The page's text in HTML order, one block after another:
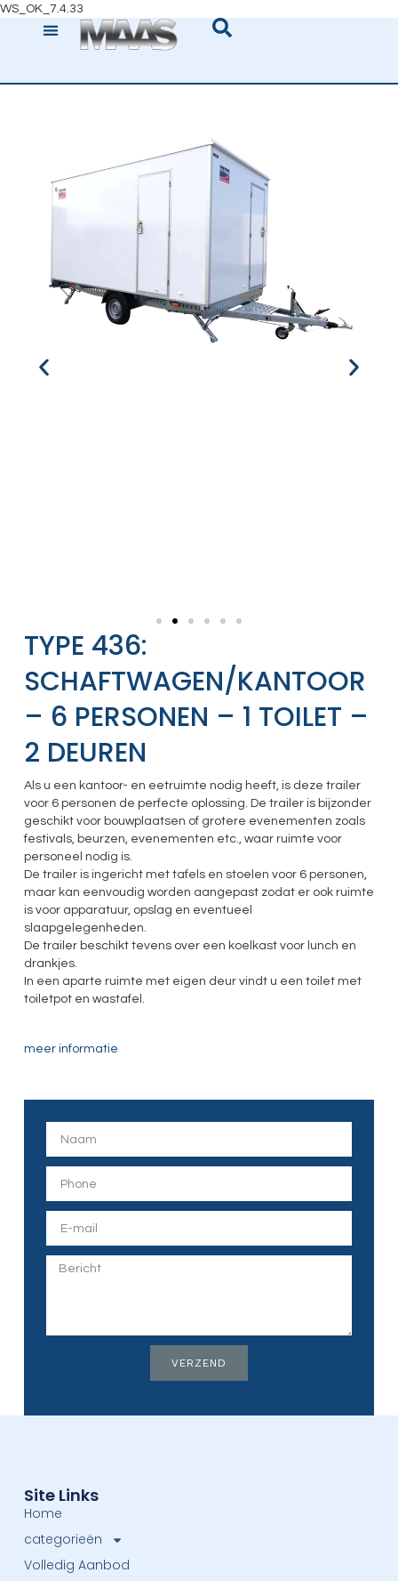
WS_OK_7.4.33
TYPE 436:
SCHAFTWAGEN/KANTOOR
– 6 PERSONEN – 1 TOILET –
2 DEUREN
Als u een kantoor- en eetruimte nodig heeft, is deze trailer
voor 6 personen de perfecte oplossing. De trailer is bijzonder
geschikt voor bouwplaatsen of grotere evenementen zoals
festivals, beurzen, evenementen etc., waar ruimte voor
personeel nodig is.
De trailer is ingericht met tafels en stoelen voor 6 personen,
maar kan eenvoudig worden aangepast zodat er ook ruimte
is voor apparatuur, opslag en eventueel
slaapgelegenheden.
De trailer beschikt tevens over een koelkast voor lunch en
drankjes.
In een aparte ruimte met eigen deur vindt u een toilet met
toiletpot en wastafel.
meer informatie
VERZEND
Site Links
Home
categorieën
Volledig Aanbod